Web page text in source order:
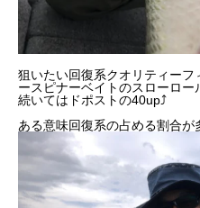
狙いたい回復系クオリティー
ースピナーベイトのスローロ
続いてはドポストの40up⤴︎
ある意味回復系の占める割合が